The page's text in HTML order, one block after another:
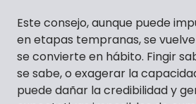
Este consejo, aunque puede
en etapas tempranas, se
se convierte en hábito. Fingir
se sabe, o exagerar la
puede dañar la credibilidad y